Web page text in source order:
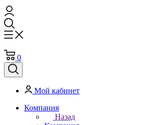
0
Мой кабинет
Компания
Назад